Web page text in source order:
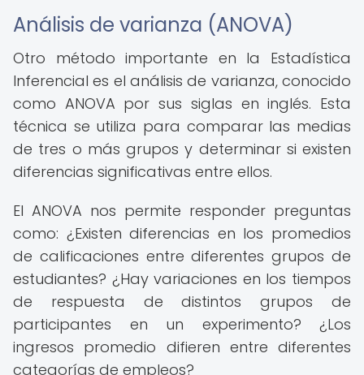
Análisis de varianza (ANOVA)
Otro método importante en la Estadística
Inferencial es el análisis de varianza, conocido
como ANOVA por sus siglas en inglés. Esta
técnica se utiliza para comparar las medias
de tres o más grupos y determinar si existen
diferencias significativas entre ellos.
El ANOVA nos permite responder preguntas
como: ¿Existen diferencias en los promedios
de calificaciones entre diferentes grupos de
estudiantes? ¿Hay variaciones en los tiempos
de respuesta de distintos grupos de
participantes en un experimento? ¿Los
ingresos promedio difieren entre diferentes
categorías de empleos?